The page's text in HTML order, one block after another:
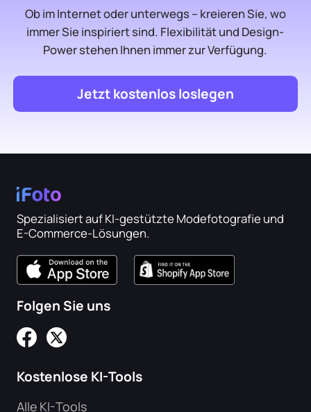
Ob im Internet oder unterwegs – kreieren Sie, wo
immer Sie inspiriert sind. Flexibilität und Design-
Power stehen Ihnen immer zur Verfügung.
Jetzt kostenlos loslegen
Spezialisiert auf KI-gestützte Modefotografie und
E-Commerce-Lösungen.
Folgen Sie uns
Kostenlose KI-Tools
Alle KI-Tools